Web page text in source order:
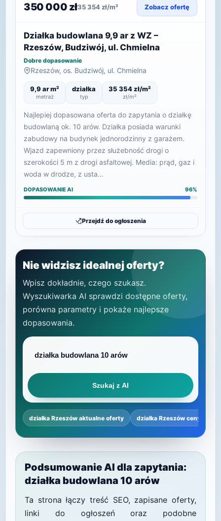
350 000 zł35 354 zł/m² Zobacz ofertę
Działka budowlana 9,9 ar z WZ –
Rzeszów, Budziwój, ul. Chmielna
Dobre dopasowanie
Rzeszów, os. Budziwój, ul. Chmielna
9,9 ar m²
metraż
działka
typ
35 354 zł/m²
zł/m²
Najlepiej dopasowana oferta do zapytania o działkę
budowlaną ok. 10 arów. Działka posiada warunki
zabudowy na budynek jednorodzinny z garażem.
Wjazd zapewniony przez służebność drogi o
szerokości 5 m z drogi asfaltowej. Media: prąd, gaz i
woda w drodze, z usta…
DOPASOWANIE AI 96%
Przejdź do ogłoszenia
Nie widzisz idealnej oferty?
Wpisz dokładnie, czego szukasz.
Wyszukiwarka AI sprawdzi dostępne oferty,
porówna parametry i pokaże najlepsze
dopasowania.
Szukaj z AI
działka Rzeszów aktualne oferty działka Rzeszów ceny
Podsumowanie AI dla zapytania:
działka budowlana 10 arów
Ta strona łączy treść SEO, zapisane oferty,
linki do ogłoszeń oraz podobne